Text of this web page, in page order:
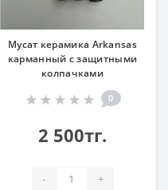
Мусат керамика Arkansas
карманный с защитными
колпачками
0
2 500тг.
- +